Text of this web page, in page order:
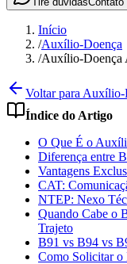
Início
/Auxílio-Doença
/Auxílio-Doença
Voltar para Auxílio-
Índice do Artigo
O Que É o
Diferença entre
Vantagens
CAT:
NTEP: Nexo
Quando Cabe o
Trajeto
B91 vs B94 vs
Como Solicitar